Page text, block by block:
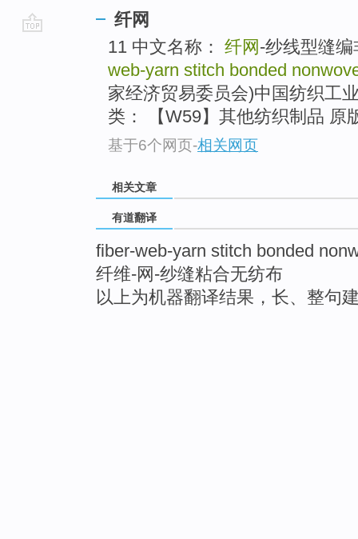
纤网
11 中文名称： 纤网 -纱线型缝
web-yarn stitch bonded
家经济贸易委员会)中国纺织工
类： 【W59】其他纺织制品 原
基于6个网页-相关网页
相关文章
有道翻译
fiber-web-yarn stitch bonded
纤维-网-纱缝粘合无纺布
以上为机器翻译结果，长、整句